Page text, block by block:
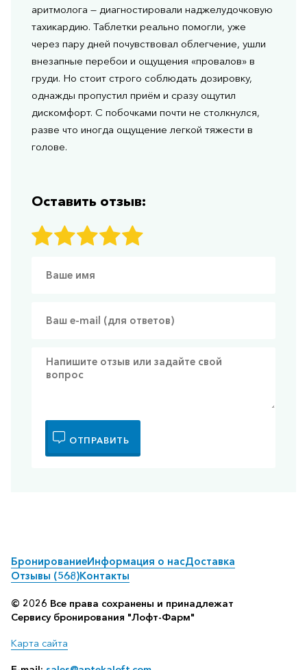
аритмолога — диагностировали наджелудочковую
тахикардию. Таблетки реально помогли, уже
через пару дней почувствовал облегчение, ушли
внезапные перебои и ощущения «провалов» в
груди. Но стоит строго соблюдать дозировку,
однажды пропустил приём и сразу ощутил
дискомфорт. С побочками почти не столкнулся,
разве что иногда ощущение легкой тяжести в
голове.
Оставить отзыв:
ОТПРАВИТЬ
БронированиеИнформация о насДоставка
Отзывы (568)Контакты
© 2026 Все права сохранены и принадлежат
Сервису бронирования "Лофт-Фарм"
Карта сайта